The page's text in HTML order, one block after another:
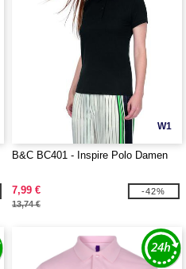
W1
B&C BC401 - Inspire Polo Damen
7,99 €
13,74 €
-42%